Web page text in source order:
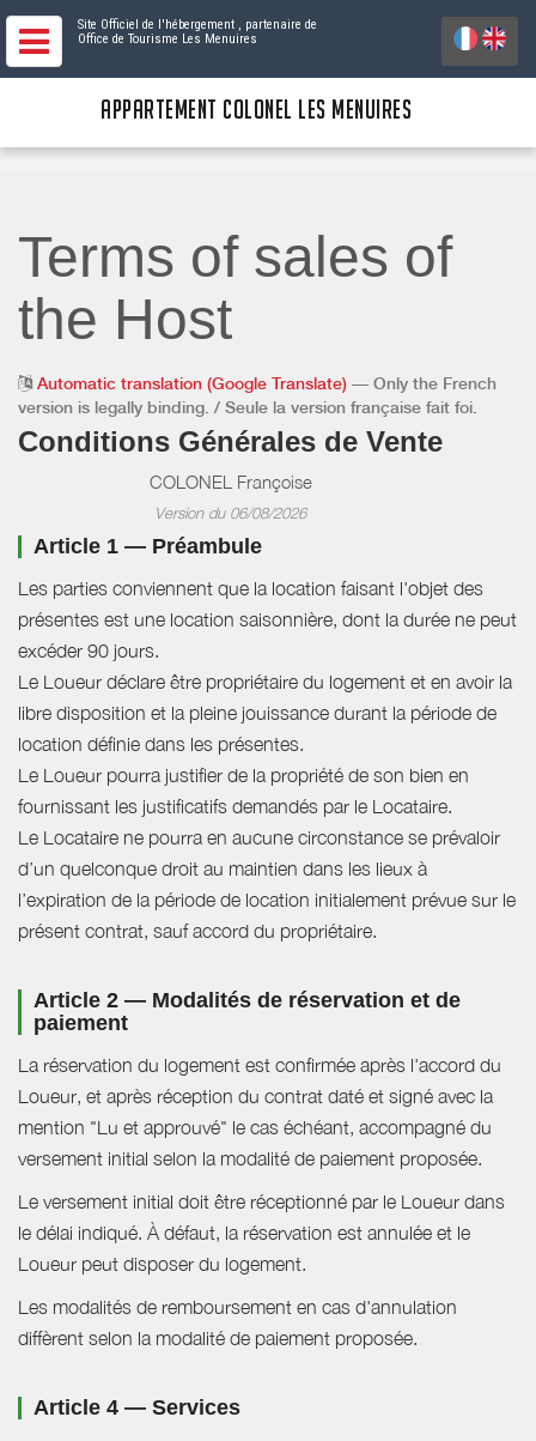
Site Officiel de l'hébergement , partenaire de
Office de Tourisme Les Menuires
APPARTEMENT COLONEL LES MENUIRES
Terms of sales of
the Host
Automatic translation (Google Translate) — Only the French
version is legally binding. / Seule la version française fait foi.
Conditions Générales de Vente
COLONEL Françoise
Version du 06/08/2026
Article 1 — Préambule
Les parties conviennent que la location faisant l'objet des
présentes est une location saisonnière, dont la durée ne peut
excéder 90 jours.
Le Loueur déclare être propriétaire du logement et en avoir la
libre disposition et la pleine jouissance durant la période de
location définie dans les présentes.
Le Loueur pourra justifier de la propriété de son bien en
fournissant les justificatifs demandés par le Locataire.
Le Locataire ne pourra en aucune circonstance se prévaloir
d’un quelconque droit au maintien dans les lieux à
l’expiration de la période de location initialement prévue sur le
présent contrat, sauf accord du propriétaire.
Article 2 — Modalités de réservation et de
paiement
La réservation du logement est confirmée après l'accord du
Loueur, et après réception du contrat daté et signé avec la
mention "Lu et approuvé" le cas échéant, accompagné du
versement initial selon la modalité de paiement proposée.
Le versement initial doit être réceptionné par le Loueur dans
le délai indiqué. À défaut, la réservation est annulée et le
Loueur peut disposer du logement.
Les modalités de remboursement en cas d'annulation
diffèrent selon la modalité de paiement proposée.
Article 4 — Services